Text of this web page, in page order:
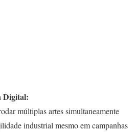
Digital:
múltiplas artes simultaneamente
industrial mesmo em campanhas